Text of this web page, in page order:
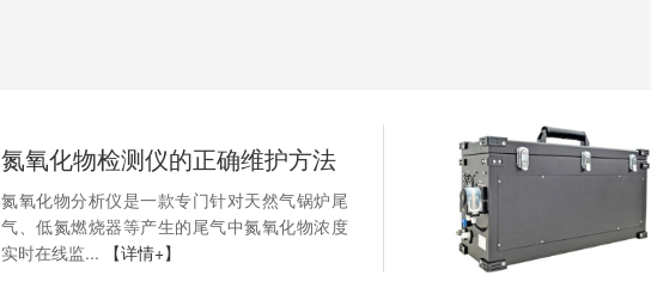
氮氧化物检测仪的正确维护方法
氮氧化物分析仪是一款专门针对天然气锅炉尾
气、低氮燃烧器等产生的尾气中氮氧化物浓度
实时在线监...
【详情+】